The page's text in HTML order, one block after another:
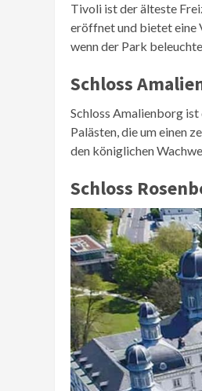
Tivoli ist der älteste
eröffnet und bietet eine
wenn der Park
Schloss
Schloss Amalienborg
Palästen, die um einen
den königlichen
Schloss